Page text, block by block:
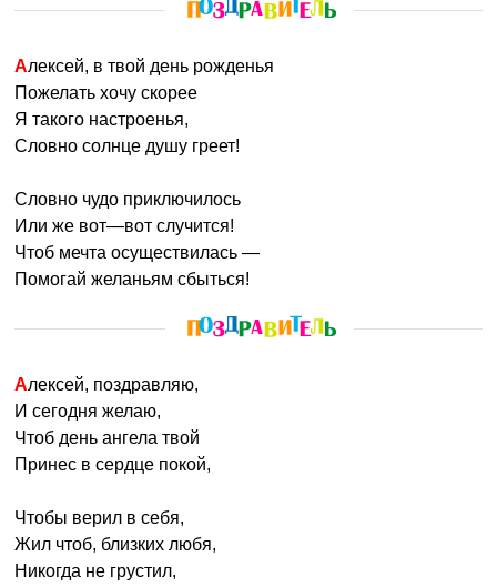
Алексей, в твой день рожденья
Пожелать хочу скорее
Я такого настроенья,
Словно солнце душу греет!
Словно чудо приключилось
Или же вот—вот случится!
Чтоб мечта осуществилась —
Помогай желаньям сбыться!
Алексей, поздравляю,
И сегодня желаю,
Чтоб день ангела твой
Принес в сердце покой,
Чтобы верил в себя,
Жил чтоб, близких любя,
Никогда не грустил,